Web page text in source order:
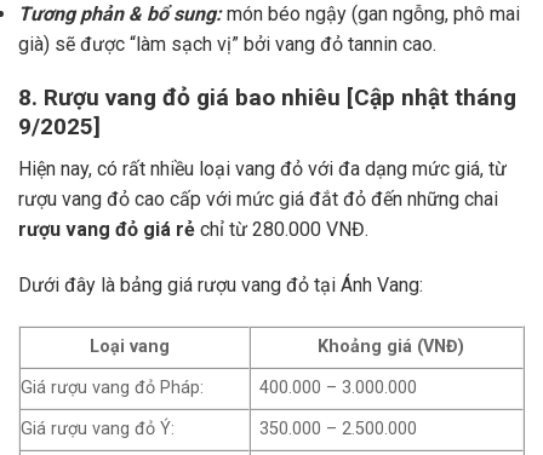
Tương phản & bổ sung:món béo ngậy (gan ngỗng, phô mai
già) sẽ được “làm sạch vị” bởi vang đỏ tannin cao.
8. Rượu vang đỏ giá bao nhiêu [Cập nhật tháng
9/2025]
Hiện nay, có rất nhiều loại vang đỏ với đa dạng mức giá, từ
rượu vang đỏ cao cấp với mức giá đắt đỏ đến những chai
rượu vang đỏ giá rẻ chỉ từ 280.000 VNĐ.
Dưới đây là bảng giá rượu vang đỏ tại Ánh Vang:
Loại vang
Khoảng giá (VNĐ)
Giá rượu vang đỏ Pháp:
400.000 – 3.000.000
Giá rượu vang đỏ Ý:
350.000 – 2.500.000